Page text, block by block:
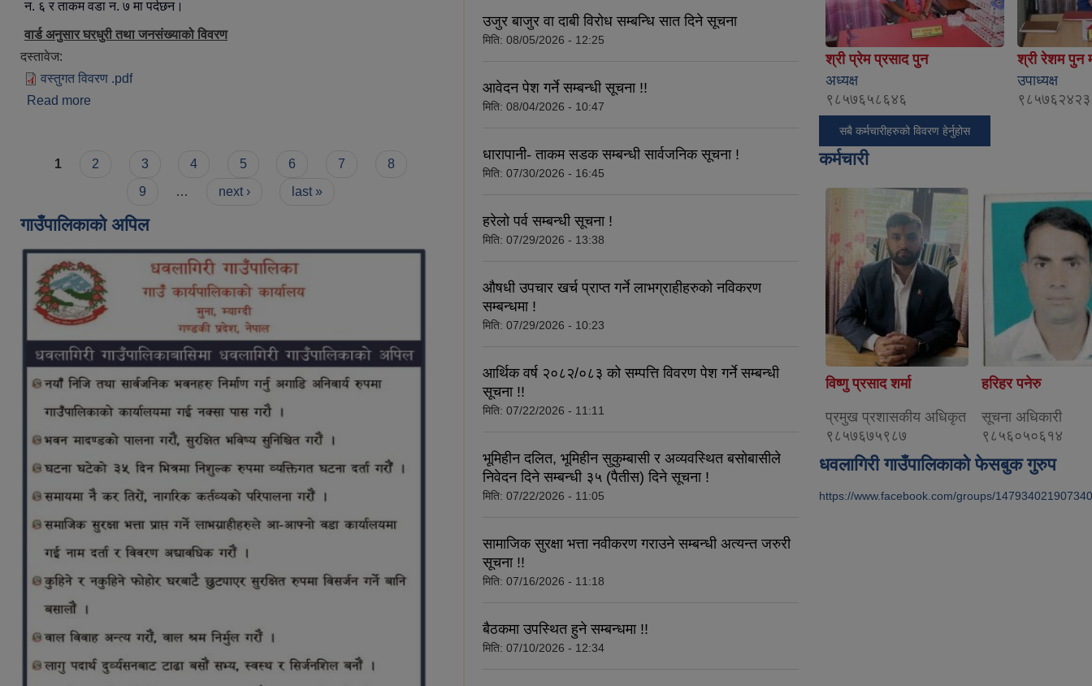
न. ६ र ताकम वडा न. ७ मा पर्दछन।
वार्ड अनुसार घरधुरी तथा जनसंख्याको विवरण
दस्तावेज:
वस्तुगत विवरण .pdf
Read more
Pages
1 2 3 4 5 6 7
8
9
… next › last »
गाउँपालिकाको अपिल
उजुर बाजुर वा दाबी विरोध सम्बन्धि सात दिने सूचना
मिति: 08/05/2026 - 12:25
आवेदन पेश गर्ने सम्बन्धी सूचना !!
मिति: 08/04/2026 - 10:47
धारापानी- ताकम सडक सम्बन्धी सार्वजनिक सूचना !
मिति: 07/30/2026 - 16:45
हरेलो पर्व सम्बन्धी सूचना !
मिति: 07/29/2026 - 13:38
औषधी उपचार खर्च प्राप्त गर्ने लाभग्राहीहरुको नविकरण
सम्बन्धमा !
मिति: 07/29/2026 - 10:23
आर्थिक वर्ष २०८२/०८३ को सम्पत्ति विवरण पेश गर्ने सम्बन्धी
सूचना !!
मिति: 07/22/2026 - 11:11
भूमिहीन दलित, भूमिहीन सुकुम्बासी र अव्यवस्थित बसोबासीले
निवेदन दिने सम्बन्धी ३५ (पैतीस) दिने सूचना !
मिति: 07/22/2026 - 11:05
सामाजिक सुरक्षा भत्ता नवीकरण गराउने सम्बन्धी अत्यन्त जरुरी
सूचना !!
मिति: 07/16/2026 - 11:18
बैठकमा उपस्थित हुने सम्बन्धमा !!
मिति: 07/10/2026 - 12:34
श्री प्रेम प्रसाद पुन
अध्यक्ष
९८५७६५८६४६
श्री रेशम पुन
उपाध्यक्ष
सबै कर्मचारीहरुको विवरण हेर्नुहोस
कर्मचारी
विष्णु प्रसाद शर्मा
प्रमुख प्रशासकीय अधिकृत
९८५७६७५९८७
हरिहर पनेरु
सूचना अधिकारी
९८५६०५०६१४
धवलागिरी गाउँपालिकाको फेसबुक गुरुप
https://www.facebook.com/groups/